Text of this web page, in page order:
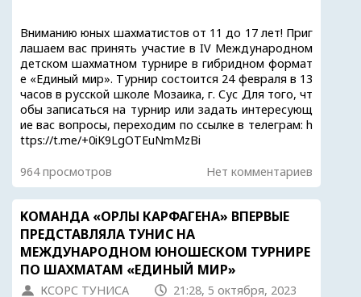
Вниманию юных шахматистов от 11 до 17 лет! Приг
лашаем вас принять участие в IV Международном
детском шахматном турнире в гибридном формат
е «Единый мир». Турнир состоится 24 февраля в 13
часов в русской школе Мозаика, г. Сус Для того, чт
обы записаться на турнир или задать интересующ
ие вас вопросы, переходим по ссылке в телеграм: h
ttps://t.me/+0iK9LgOTEuNmMzBi
964 просмотров Нет комментариев
KОМАНДА «ОРЛЫ КАРФАГЕНА» ВПЕРВЫЕ
ПРЕДСТАВЛЯЛА ТУНИС НА
МЕЖДУНАРОДНОМ ЮНОШЕСКОМ ТУРНИРЕ
ПО ШАХМАТАМ «ЕДИНЫЙ МИР»
КСОРС ТУНИСА 21:28, 5 октября, 2023